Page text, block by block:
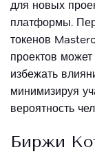
для новых
платформы.
токенов
проектов
избежать
минимизируя
вероятность
Биржи